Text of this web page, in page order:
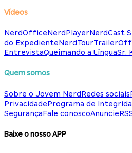
Vídeos
NerdOfficeNerdPlayerNerdCast
do ExpedienteNerdTour
EntrevistaQueimando a LínguaSr.
Quem somos
Sobre o Jovem NerdRedes sociais
PrivacidadePrograma de
SegurançaFale conoscoAnuncie
Baixe o nosso APP